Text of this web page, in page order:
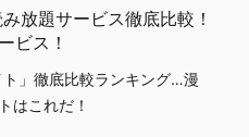
放題サービス徹底比較！
ビス！
ト」徹底比較ランキング…漫
はこれだ！